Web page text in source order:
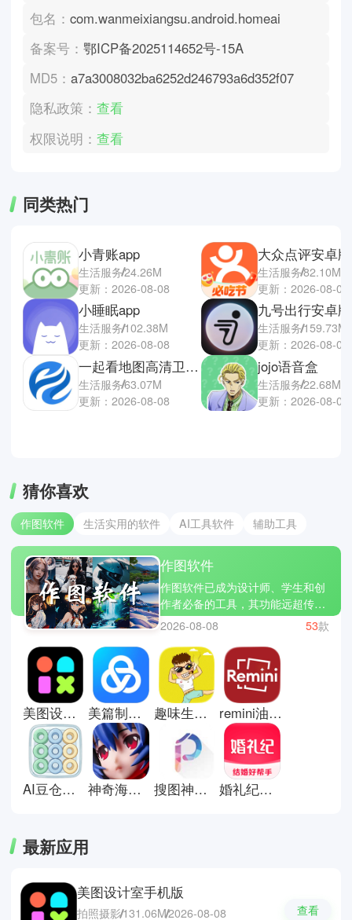
包名：com.wanmeixiangsu.android.homeai
备案号：鄂ICP备2025114652号-15A
MD5：a7a3008032ba6252d246793a6d352f07
隐私政策：查看
权限说明：查看
同类热门
小青账app
生活服务24.26M
更新：2026-08-08
小睡眠app
生活服务102.38M
更新：2026-08-08
一起看地图高清卫星地图
生活服务63.07M
更新：2026-08-08
大众点评安卓版
生活服务82.10M
更新：2026-08-07
九号出行安卓版
生活服务159.73M
更新：2026-08-07
jojo语音盒
生活服务22.68M
更新：2026-08-07
猜你喜欢
作图软件 生活实用的软件 AI工具软件 辅助工具
作图软件
作图软件已成为设计师、学生和创
作者必备的工具，其功能远超传统
绘图，让创意得以高效实现。软件
提供模板和素材库功能，可以帮助
你们轻松制作海报、插画和图标等
等，并进行一些列的调整，如颜
色、文字和布局，提升作品整体的
完整和专业度。那么小编推荐几款
实用的作图软件，如Photoshop、
糖图作坊、妙图等等，这些应用功
能强大、操作灵活、界面友好，轻
松简单地提升作图效率。
2026-08-08 53款
美图设计室手机版 美篇制作软件 趣味生成器手机版 remini油画软件中文版
AI豆仓软件 神奇海螺试验场电子包浆生成器 搜图神器安卓版 婚礼纪电子请柬
最新应用
美图设计室手机版
拍照摄影131.06M2026-08-08
查看